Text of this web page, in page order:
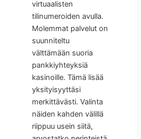
virtuaalisten
tilinumeroiden avulla.
Molemmat palvelut on
suunniteltu
välttämään suoria
pankkiyhteyksiä
kasinoille. Tämä lisää
yksityisyyttäsi
merkittävästi. Valinta
näiden kahden välillä
riippuu usein siitä,